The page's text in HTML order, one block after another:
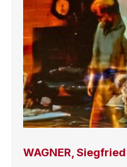
WAGNER,